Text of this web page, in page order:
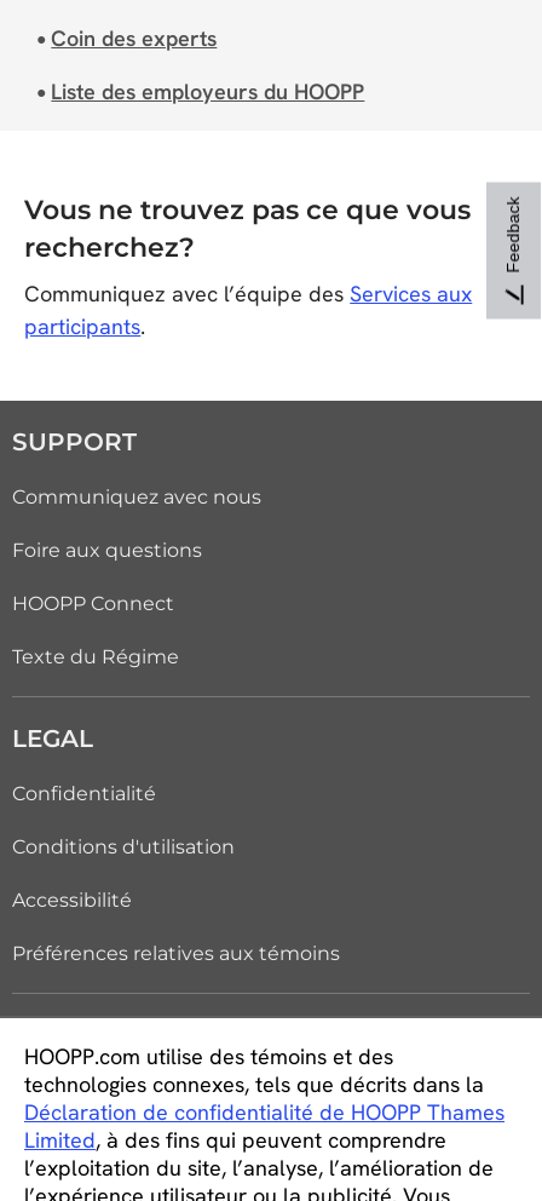
●Coin des experts
● Liste des employeurs du HOOPP
Vous ne trouvez pas ce que vous
recherchez?
Communiquez avec l’équipe desServices aux
participants.
SUPPORT
Communiquez avec nous
Foire aux questions
HOOPP Connect
Texte du Régime
LEGAL
Confidentialité
Conditions d'utilisation
Accessibilité
Préférences relatives aux témoins
Carrières
Étudiants et nouveaux diplômés
HOOPP.com utilise des témoins et des
technologies connexes, tels que décrits dans la
Déclaration de confidentialité de HOOPP Thames
Limited, à des fins qui peuvent comprendre
l’exploitation du site, l’analyse, l’amélioration de
Feedback